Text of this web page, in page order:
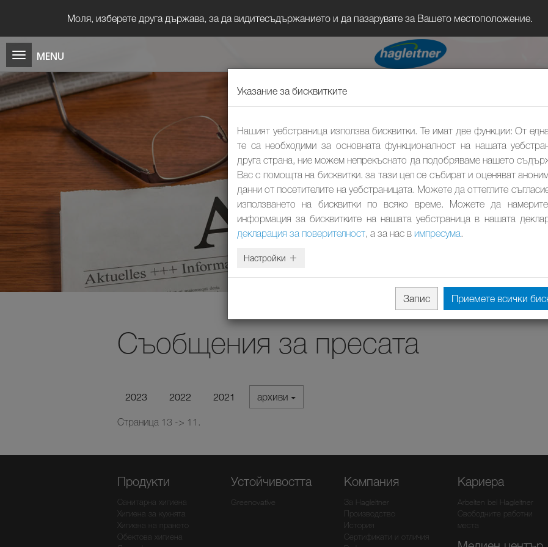
Моля, изберете друга държава, за да видитесъдържанието и да пазарувате за Вашето местоположение.
Съобщения за пресата
2023 2022 2021 архиви
Страница 13 -> 11.
Продукти
Санитарна хигиена
Хигиена за кухнята
Хигиена на прането
Обектова хигиена
Устойчивостта
Greenovative
Компания
За Hagleitner
Производство
История
Сертификати и отличия
Кариера
Arbeiten bei Hagleitner
Свободните работни
места
Указание за бисквитките
Нашият уебстраница използва бисквитки. Те имат две функции: От
те са необходими за основната функционалност на нашата
друга страна, ние можем непрекъснато да подобряваме нашето
Вас с помощта на бисквитки. за тази цел се събират и оценяват
данни от посетителите на уебстраницата. Можете да оттеглите
използването на бисквитки по всяко време. Можете да
информация за бисквитките на нашата уебстраница в нашата
декларация за поверителност, а за нас в импресума.
Настройки
Запис Приемете всички